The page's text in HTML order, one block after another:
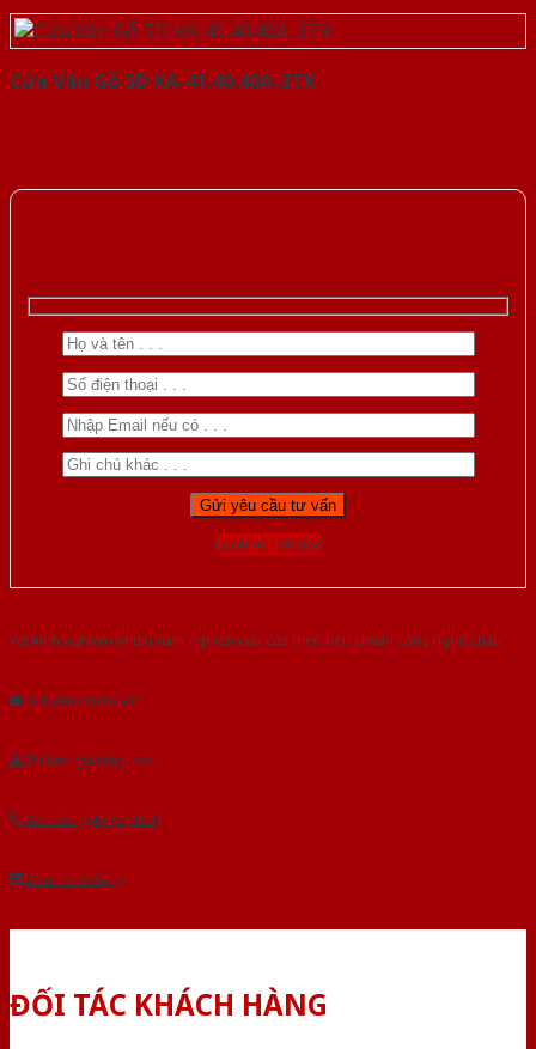
Cửa Vân Gỗ 5D KA-41.40.40A-3TK
Gọi 0976.169.864
Với kinh nghiệm nhiêu năm nghiên cứu cửa theo tiêu chuẩn công nghệ Châu
Âu.Chúng tôi tự tin là nhà sản xuất & cung cấp hàng đầu tại Việt Nam!
Gửi yêu cầu tư vấn
Tải báo giá tổng hợp
Yêu cầu gọi lại (3 phút)
Dành cho đại lý
ĐỐI TÁC KHÁCH HÀNG